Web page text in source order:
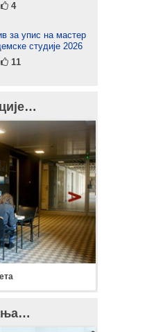
4
за упис на мастер
студије 2026
11